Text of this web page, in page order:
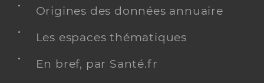
Origines des données annuaire
Les espaces thématiques
En bref, par Santé.fr